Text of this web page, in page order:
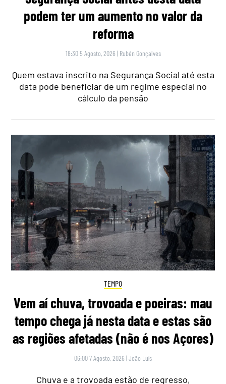
podem ter um aumento no valor da
reforma
18:30 5 Agosto, 2026 | Rubén Gonçalves
Quem estava inscrito na Segurança Social até esta
data pode beneficiar de um regime especial no
cálculo da pensão
TEMPO
Vem aí chuva, trovoada e poeiras: mau
tempo chega já nesta data e estas são
as regiões afetadas (não é nos Açores)
06:00 7 Agosto, 2026 |João Luís
Chuva e a trovoada estão de regresso,